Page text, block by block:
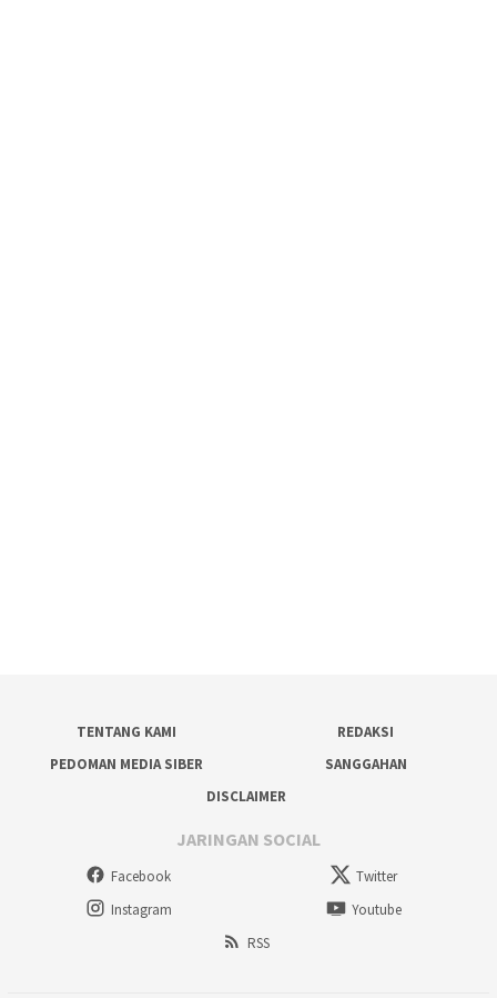
TENTANG KAMI
REDAKSI
PEDOMAN MEDIA SIBER
SANGGAHAN
DISCLAIMER
JARINGAN SOCIAL
Facebook
Twitter
Instagram
Youtube
RSS